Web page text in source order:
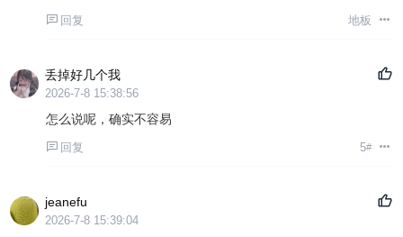
回复 地板
丢掉好几个我
2026-7-8 15:38:56
怎么说呢，确实不容易
回复 5#
jeanefu
2026-7-8 15:39:04